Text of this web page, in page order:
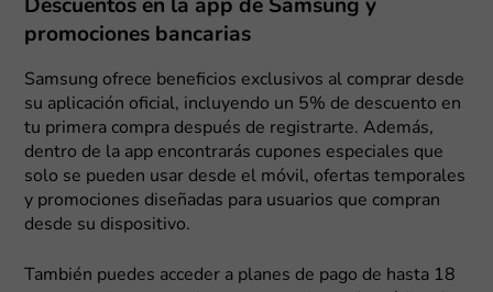
Descuentos en la app de Samsung y
promociones bancarias
Samsung ofrece beneficios exclusivos al comprar desde
su aplicación oficial, incluyendo un 5% de descuento en
tu primera compra después de registrarte. Además,
dentro de la app encontrarás cupones especiales que
solo se pueden usar desde el móvil, ofertas temporales
y promociones diseñadas para usuarios que compran
desde su dispositivo.
También puedes acceder a planes de pago de hasta 18